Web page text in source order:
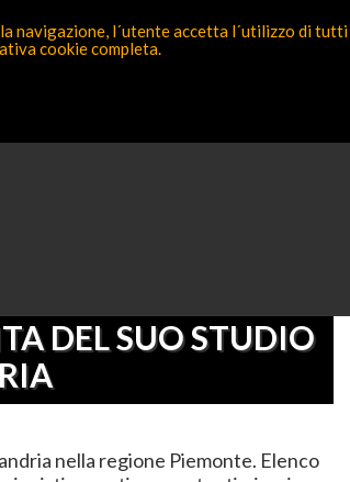
DEL SUO STUDIO
nella regione Piemonte. Elenco
navigazione, l´utente accetta l´utilizzo di
cookie completa.